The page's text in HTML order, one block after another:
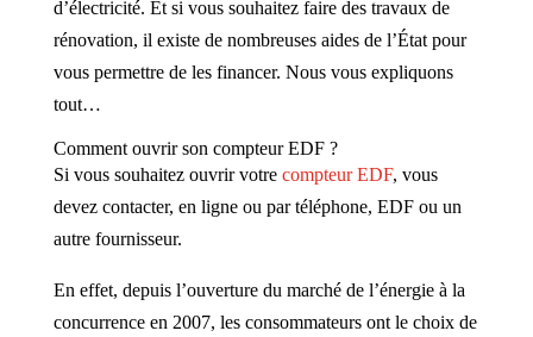
d’électricité. Et si vous souhaitez faire des travaux de
rénovation, il existe de nombreuses aides de l’État pour
vous permettre de les financer. Nous vous expliquons
tout…
Comment ouvrir son compteur EDF ?
Si vous souhaitez ouvrir votre compteur EDF, vous
devez contacter, en ligne ou par téléphone, EDF ou un
autre fournisseur.
En effet, depuis l’ouverture du marché de l’énergie à la
concurrence en 2007, les consommateurs ont le choix de